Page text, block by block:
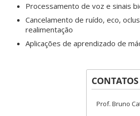
Processamento de voz e sinais
Cancelamento de ruído, eco,
realimentação
Aplicações de aprendizado de
CONTATOS
Prof. Bruno